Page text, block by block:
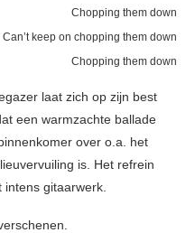
Chopping them down
Can’t keep on chopping them down
Chopping them down
laat zich op zijn best
een warmzachte ballade
over o.a. het
is. Het refrein
gitaarwerk.